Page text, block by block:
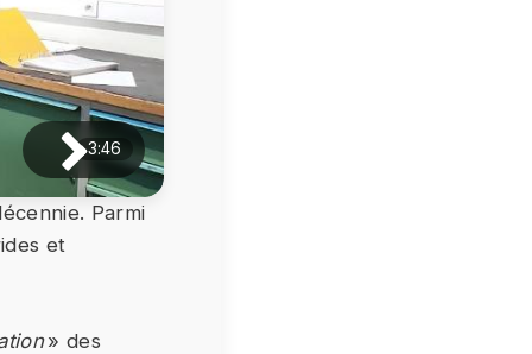
3:46
Parmi
et
» des